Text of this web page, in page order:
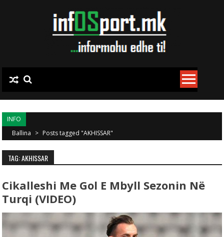
INFO
Ballina > Posts tagged "AKHISSAR"
TAG: AKHISSAR
Cikalleshi Me Gol E Mbyll Sezonin Në
Turqi (VIDEO)